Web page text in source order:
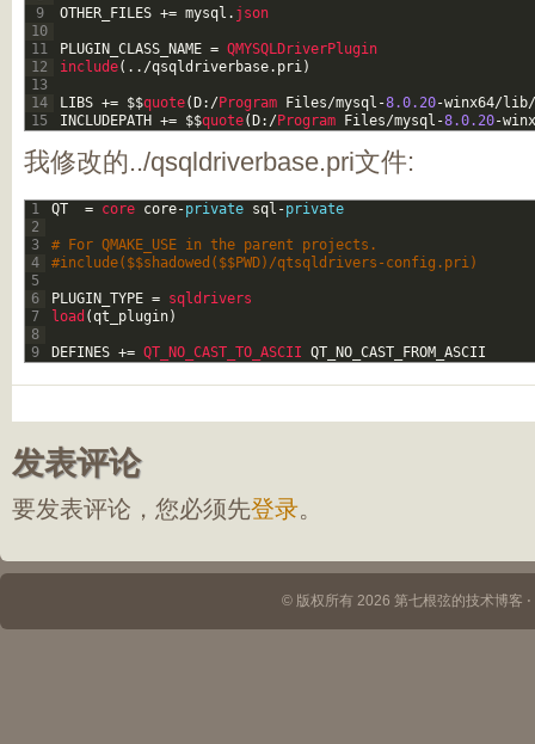
9
10
11
12
13
14
15
OTHER_FILES += mysql . json
PLUGIN_CLASS_NAME = QMYSQLDriverPlugin
include( . . /qsqldriverbase. pri)
LIBS += $$quote( D: /Program Files/mysql -8.0.20-winx64/lib/
INCLUDEPATH += $$quote( D: /Program Files/mysql -8.0.20-
我修改的../qsqldriverbase.pri文件:
1
2
3
4
5
6
7
8
9
QT = core core-private sql -private
# For QMAKE_USE in the parent projects.
#include($$shadowed($$PWD)/qtsqldrivers-config.pri)
PLUGIN_TYPE = sqldrivers
load (qt_plugin)
DEFINES += QT_NO_CAST_TO_ASCII QT_NO_CAST_FROM_ASCII
发表评论
要发表评论，您必须先登录。
© 版权所有 2026 第七根弦的技术博客